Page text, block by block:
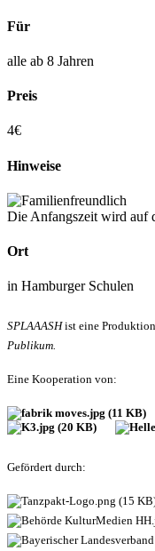
Für
alle ab 8 Jahren
Preis
4€
Hinweise
Die Anfangszeit wird auf
Ort
in Hamburger Schulen
SPLAAASHist eine
Publikum.
Eine Kooperation von:
Gefördert durch: